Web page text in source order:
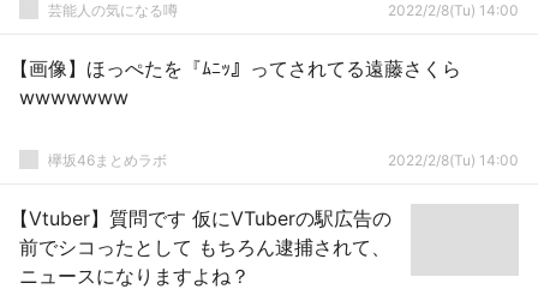
芸能人の気になる噂 2022/2/8(Tu) 14:00
【画像】ほっぺたを『ﾑﾆｯ』ってされてる遠藤さくら
wwwwwww
欅坂46まとめラボ 2022/2/8(Tu) 14:00
【Vtuber】質問です 仮にVTuberの駅広告の
前でシコったとして もちろん逮捕されて、
ニュースになりますよね？